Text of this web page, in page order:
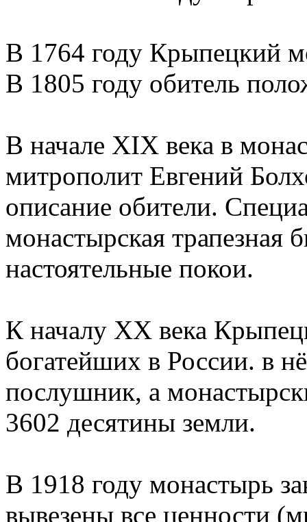
В 1764 году Крыпецкий
В 1805 году обитель
В начале XIX века в
митрополит Евгений
описание обители.
монастырская трапезная
настоятельные покои.
К началу XX века
богатейших в России. в
послушник, а
3602 десятины земли.
В 1918 году монастырь
вывезены все ценности